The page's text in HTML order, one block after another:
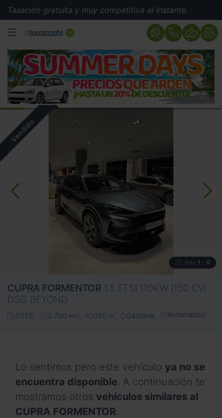
gratuita y muy competitiva al instante.
MENÚ
Foto 1 / 9
CUPRA FORMENTOR 1.5 ETSI 110KW (150 CV)
DSG BEYOND
2025 3.700 kms 150 cv Gasolina Automático
Lo sentimos pero este vehículo ya no se
encuentra disponible. A continuación te
mostramos otros vehículos similares al
CUPRA FORMENTOR.